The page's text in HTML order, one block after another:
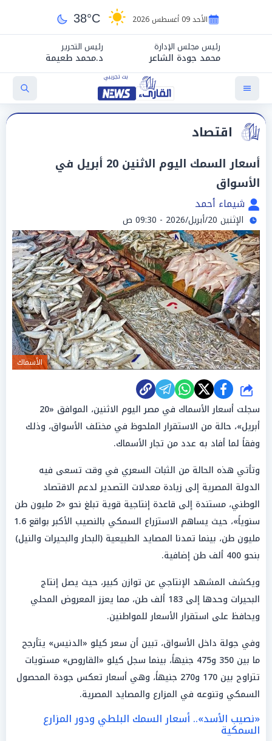
الأحد 09 أغسطس 2026 38°C
رئيس مجلس الإدارة
محمد جودة الشاعر
رئيس التحرير
د.محمد طعيمة
اقتصاد
أسعار السمك اليوم الاثنين 20 أبريل في
الأسواق
شيماء أحمد
الإثنين 20/أبريل/2026 - 09:30 ص
الأسماك
شارك
سجلت أسعار الأسماك في مصر اليوم الاثنين، الموافق «20
أبريل»، حالة من الاستقرار الملحوظ في مختلف الأسواق، وذلك
وفقاً لما أفاد به عدد من تجار الأسماك.
وتأتي هذه الحالة من الثبات السعري في وقت تسعى فيه
الدولة المصرية إلى زيادة معدلات التصدير لدعم الاقتصاد
الوطني، مستندة إلى قاعدة إنتاجية قوية تبلغ نحو «2 مليون طن
سنوياً»، حيث يساهم الاستزراع السمكي بالنصيب الأكبر بواقع 1.6
مليون طن، بينما تمدنا المصايد الطبيعية (البحار والبحيرات والنيل)
بنحو 400 ألف طن إضافية.
ويكشف المشهد الإنتاجي عن توازن كبير، حيث يصل إنتاج
البحيرات وحدها إلى 183 ألف طن، مما يعزز المعروض المحلي
ويحافظ على استقرار الأسعار للمواطنين.
وفي جولة داخل الأسواق، تبين أن سعر كيلو «الدنيس» يتأرجح
ما بين 350 و475 جنيهاً، بينما سجل كيلو «القاروص» مستويات
تتراوح بين 170 و270 جنيهاً، وهي أسعار تعكس جودة المحصول
السمكي وتنوعه في المزارع والمصايد المصرية.
«نصيب الأسد».. أسعار السمك البلطي ودور المزارع
السمكية